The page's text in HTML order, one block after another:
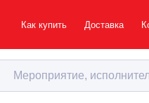
Как купить Доставка